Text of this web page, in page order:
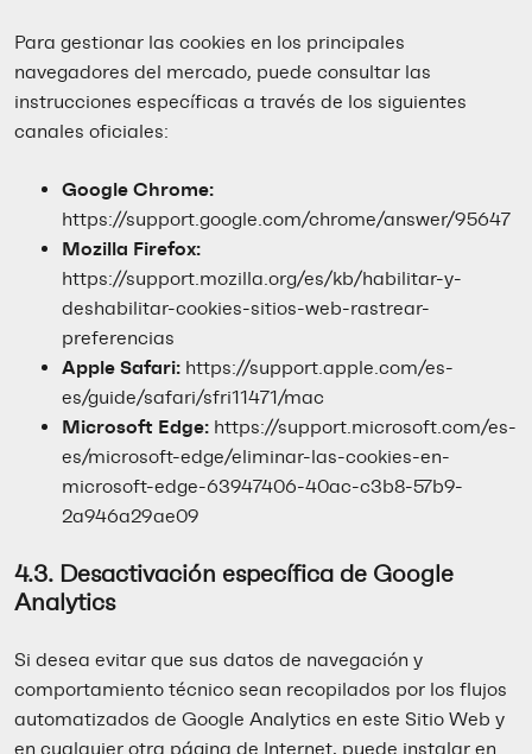
Para gestionar las cookies en los principales
navegadores del mercado, puede consultar las
instrucciones específicas a través de los siguientes
canales oficiales:
Google Chrome:
https://support.google.com/chrome/answer/95647
Mozilla Firefox:
https://support.mozilla.org/es/kb/habilitar-y-
deshabilitar-cookies-sitios-web-rastrear-
preferencias
Apple Safari: https://support.apple.com/es-
es/guide/safari/sfri11471/mac
Microsoft Edge: https://support.microsoft.com/es-
es/microsoft-edge/eliminar-las-cookies-en-
microsoft-edge-63947406-40ac-c3b8-57b9-
2a946a29ae09
4.3. Desactivación específica de Google
Analytics
Si desea evitar que sus datos de navegación y
comportamiento técnico sean recopilados por los flujos
automatizados de Google Analytics en este Sitio Web y
en cualquier otra página de Internet, puede instalar en